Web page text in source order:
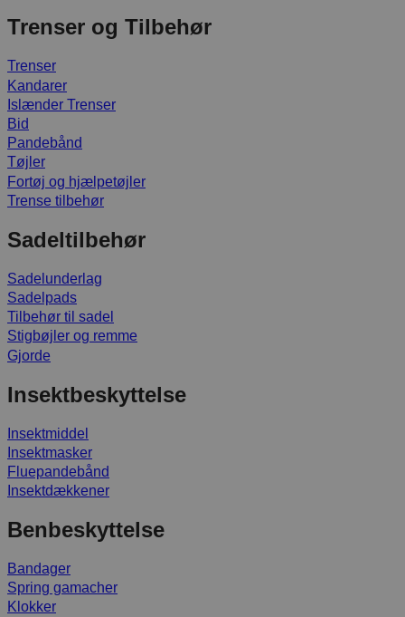
Trenser og Tilbehør
Trenser
Kandarer
Islænder Trenser
Bid
Pandebånd
Tøjler
Fortøj og hjælpetøjler
Trense tilbehør
Sadeltilbehør
Sadelunderlag
Sadelpads
Tilbehør til sadel
Stigbøjler og remme
Gjorde
Insektbeskyttelse
Insektmiddel
Insektmasker
Fluepandebånd
Insektdækkener
Benbeskyttelse
Bandager
Spring gamacher
Klokker